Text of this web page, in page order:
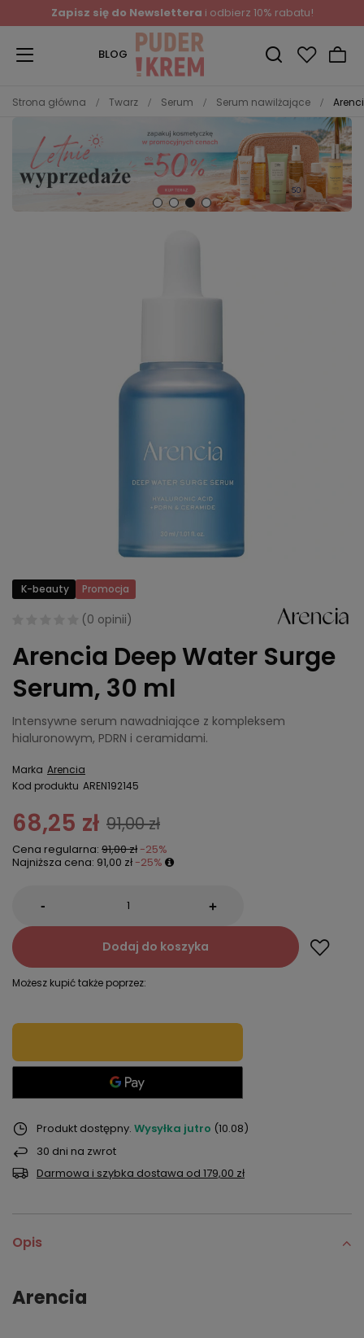
Zapisz się do Newslettera i odbierz 10% rabatu!
BLOG
Strona główna Twarz Serum Serum nawilżające
K-beauty Promocja
(0 opinii)
Arencia Deep Water Surge
Serum, 30 ml
Intensywne serum nawadniające z kompleksem
hialuronowym, PDRN i ceramidami.
Marka Arencia
Kod produktu AREN192145
68,25 zł 91,00 zł
Cena regularna: 91,00 zł -25%
Najniższa cena: 91,00 zł -25%
- +
Dodaj do koszyka
Możesz kupić także poprzez:
Produkt dostępny Wysyłka jutro (10.08)
30 dni na zwrot
Darmowa i szybka dostawa od 179,00 zł
Opis
Arencia